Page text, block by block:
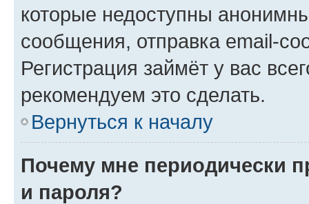
которые недоступны
сообщения, отправка email-
Регистрация займёт у вас
рекомендуем это сделать.
Вернуться к началу
Почему мне периодически
и пароля?